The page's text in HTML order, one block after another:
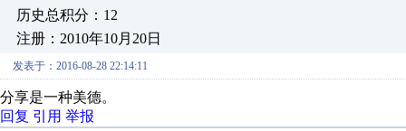
历史总积分：12
注册：2010年10月20日
发表于：2016-08-28 22:14:11
分享是一种美德。
回复 引用 举报